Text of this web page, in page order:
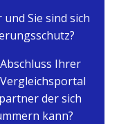
Sie sind sich
Ihrer
der sich
kann?